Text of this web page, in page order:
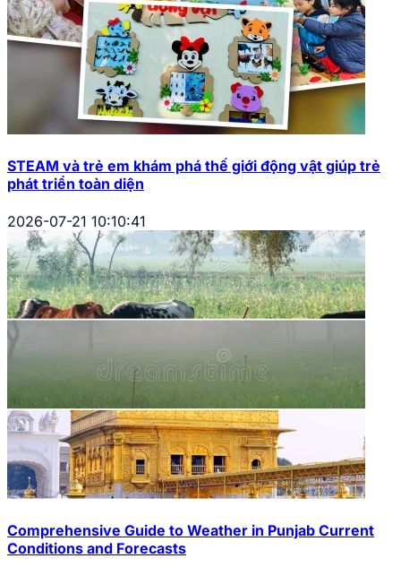
STEAM và trẻ em khám phá thế giới động vật giúp trẻ
phát triển toàn diện
2026-07-21 10:10:41
Comprehensive Guide to Weather in Punjab Current
Conditions and Forecasts